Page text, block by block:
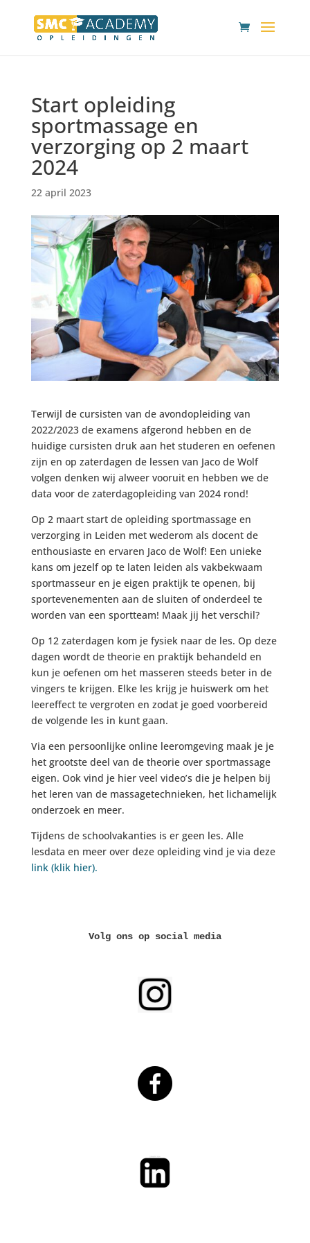
Start opleiding
sportmassage en
verzorging op 2 maart
2024
22 april 2023
Terwijl de cursisten van de avondopleiding van
2022/2023 de examens afgerond hebben en de
huidige cursisten druk aan het studeren en oefenen
zijn en op zaterdagen de lessen van Jaco de Wolf
volgen denken wij alweer vooruit en hebben we de
data voor de zaterdagopleiding van 2024 rond!
Op 2 maart start de opleiding sportmassage en
verzorging in Leiden met wederom als docent de
enthousiaste en ervaren Jaco de Wolf! Een unieke
kans om jezelf op te laten leiden als vakbekwaam
sportmasseur en je eigen praktijk te openen, bij
sportevenementen aan de sluiten of onderdeel te
worden van een sportteam! Maak jij het verschil?
Op 12 zaterdagen kom je fysiek naar de les. Op deze
dagen wordt de theorie en praktijk behandeld en
kun je oefenen om het masseren steeds beter in de
vingers te krijgen. Elke les krijg je huiswerk om het
leereffect te vergroten en zodat je goed voorbereid
de volgende les in kunt gaan.
Via een persoonlijke online leeromgeving maak je je
het grootste deel van de theorie over sportmassage
eigen. Ook vind je hier veel video’s die je helpen bij
het leren van de massagetechnieken, het lichamelijk
onderzoek en meer.
Tijdens de schoolvakanties is er geen les. Alle
lesdata en meer over deze opleiding vind je via deze
link (klik hier).
Volg ons op social media